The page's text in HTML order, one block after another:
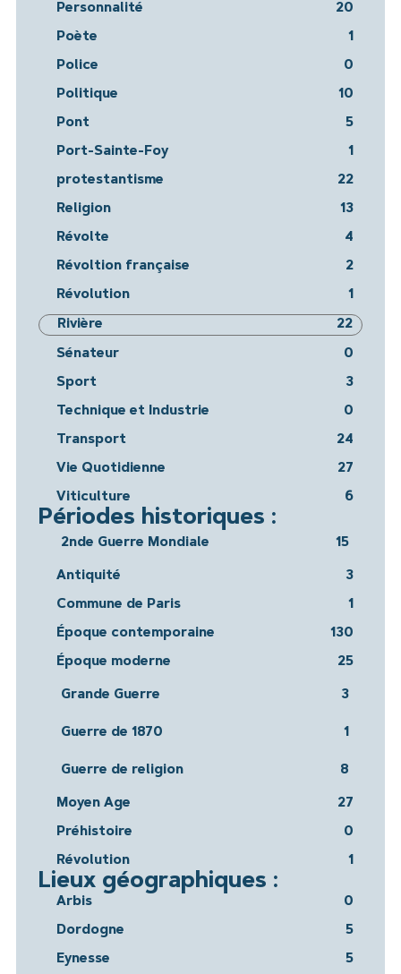
Personnalité 20
Poète 1
Police 0
Politique 10
Pont 5
Port-Sainte-Foy 1
protestantisme 22
Religion 13
Révolte 4
Révoltion française 2
Révolution 1
Rivière 22
Sénateur 0
Sport 3
Technique et Industrie 0
Transport 24
Vie Quotidienne 27
Viticulture 6
Périodes historiques :
2nde Guerre Mondiale 15
Antiquité 3
Commune de Paris 1
Époque contemporaine 130
Époque moderne 25
Grande Guerre 3
Guerre de 1870 1
Guerre de religion 8
Moyen Age 27
Préhistoire 0
Révolution 1
Lieux géographiques :
Arbis 0
Dordogne 5
Eynesse 5